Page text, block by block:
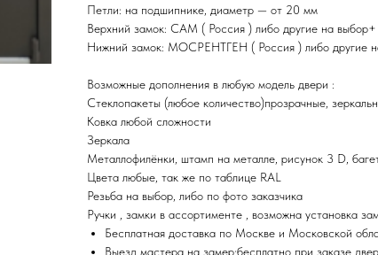
Петли: на подшипнике, диаметр — от 20 мм
Верхний замок: САМ ( Россия ) либо другие на выбор+
Нижний замок: МОСРЕНТГЕН ( Россия ) либо другие
Возможные дополнения в любую модель двери :
Стеклопакеты (любое количество)прозрачные,
Ковка любой сложности
Зеркала
Металлофилёнки, штамп на металле, рисунок 3 D,
Цвета любые, так же по таблице RAL
Резьба на выбор, либо по фото заказчика
Ручки , замки в ассортименте , возможна установка
Бесплатная доставка по Москве и Московской
Выезд мастера на замер:бесплатно при заказе